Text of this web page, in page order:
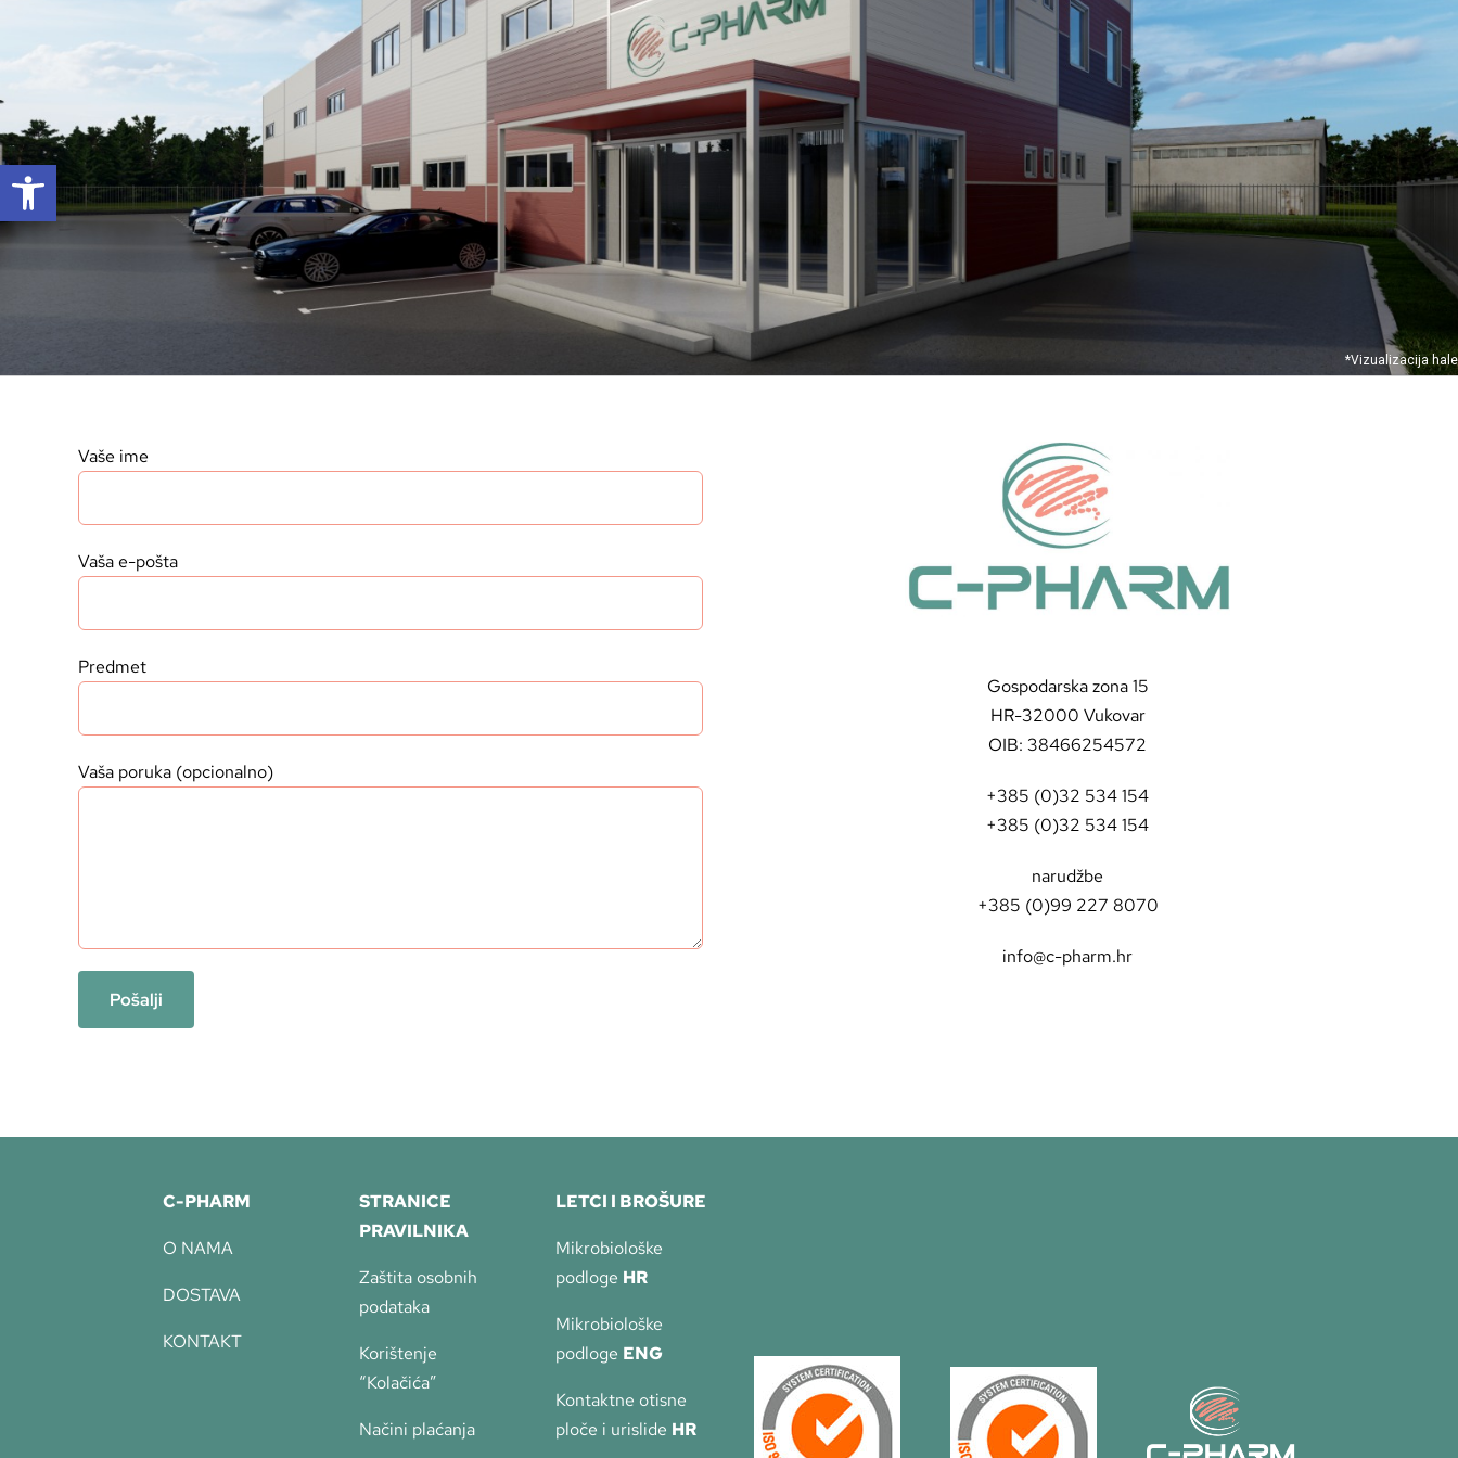
Open toolbar
*Vizualizacija hale
Vaše ime
Vaša e-pošta
Predmet
Vaša poruka (opcionalno)
Gospodarska zona 15
HR-32000 Vukovar
OIB: 38466254572
+385 (0)32 534 154
+385 (0)32 534 154
narudžbe
+385 (0)99 227 8070
info@c-pharm.hr
C-PHARM
O NAMA
DOSTAVA
KONTAKT
STRANICE
PRAVILNIKA
Zaštita osobnih
podataka
Korištenje
“Kolačića”
Načini plaćanja
LETCI I BROŠURE
Mikrobiološke
podloge HR
Mikrobiološke
podloge ENG
Kontaktne otisne
ploče i urislide HR